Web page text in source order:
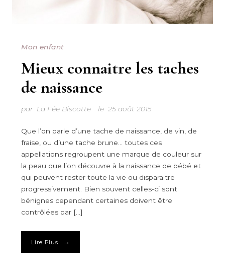
Mon enfant
Mieux connaitre les taches
de naissance
par La Fée Biscotte le 25 août 2015
Que l’on parle d’une tache de naissance, de vin, de
fraise, ou d’une tache brune… toutes ces
appellations regroupent une marque de couleur sur
la peau que l’on découvre à la naissance de bébé et
qui peuvent rester toute la vie ou disparaitre
progressivement. Bien souvent celles-ci sont
bénignes cependant certaines doivent être
contrôlées par […]
Lire Plus →